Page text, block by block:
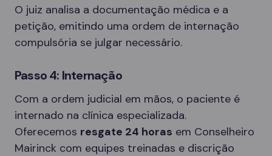
O juiz analisa a documentação médica e a
petição, emitindo uma ordem de internação
compulsória se julgar necessário.
Passo 4: Internação
Com a ordem judicial em mãos, o paciente é
internado na clínica especializada.
Oferecemos resgate 24 horas em Conselheiro
Mairinck com equipes treinadas e discrição